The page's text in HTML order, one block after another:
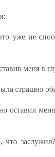
уже не
меня в
страшно
оставил
что